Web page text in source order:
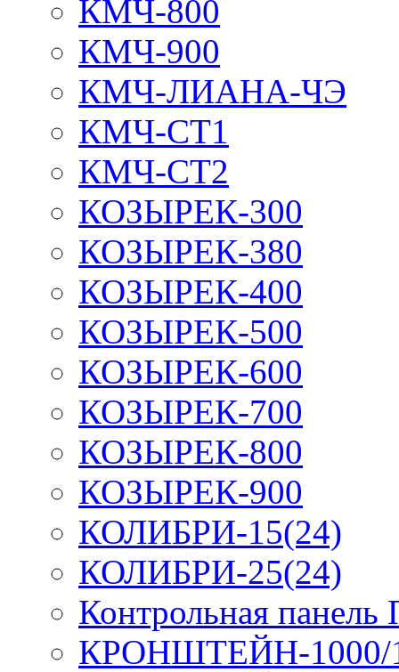
КМЧ-800
КМЧ-900
КМЧ-ЛИАНА-ЧЭ
КМЧ-СТ1
КМЧ-СТ2
КОЗЫРЕК-300
КОЗЫРЕК-380
КОЗЫРЕК-400
КОЗЫРЕК-500
КОЗЫРЕК-600
КОЗЫРЕК-700
КОЗЫРЕК-800
КОЗЫРЕК-900
КОЛИБРИ-15(24)
КОЛИБРИ-25(24)
Контрольная
КРОНШТЕЙН-1000/